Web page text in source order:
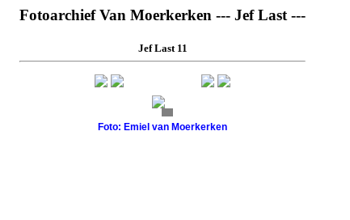
Fotoarchief Van Moerkerken --- Jef Last ---
Jef Last 11
Foto: Emiel van Moerkerken